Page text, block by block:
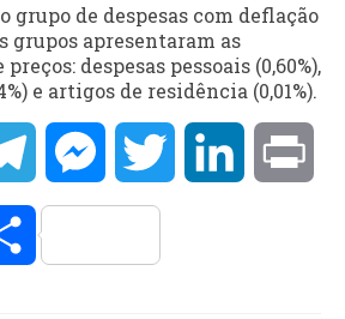
grupo de despesas com deflação
grupos apresentaram as
despesas pessoais (0,60%),
e artigos de residência (0,01%).
TelegramMessengerTwitter LinkedIn
Compartilhar